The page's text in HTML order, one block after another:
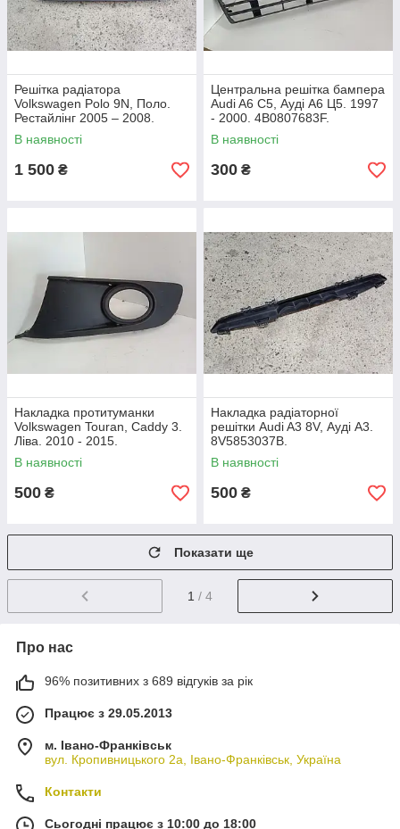
Решітка радіатора
Volkswagen Polo 9N, Поло.
Рестайлінг 2005 – 2008.
6Q0853653E.
В наявності
1 500 ₴
Центральна решітка бампера
Audi A6 C5, Ауді А6 Ц5. 1997
- 2000. 4B0807683F.
В наявності
300 ₴
Накладка протитуманки
Volkswagen Touran, Caddy 3.
Ліва. 2010 - 2015.
1T0853665N.
В наявності
500 ₴
Накладка радіаторної
решітки Audi A3 8V, Ауді А3.
8V5853037B.
В наявності
500 ₴
Показати ще
1 / 4
Про нас
96% позитивних з 689 відгуків за рік
Працює з 29.05.2013
м. Івано-Франківськ
вул. Кропивницького 2а, Івано-Франківськ, Україна
Контакти
Сьогодні працює з 10:00 до 18:00